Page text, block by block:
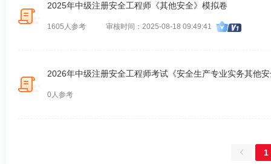
2025年中级注册安全工程师《其他安全》模拟卷
1605人参考 审核时间：2025-08-18 09:49:41
2026年中级注册安全工程师考试《安全生产专业实务其他
0人参考
1